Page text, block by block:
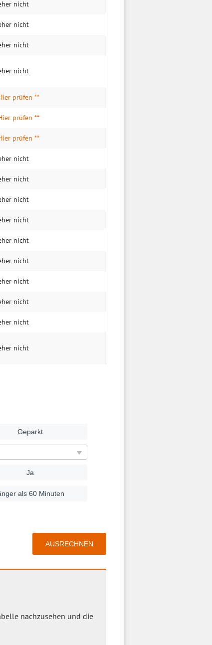
nicht
nicht
nicht
nicht
prüfen **
prüfen **
prüfen **
nicht
nicht
nicht
nicht
nicht
nicht
nicht
nicht
nicht
nicht
nachzusehen und die